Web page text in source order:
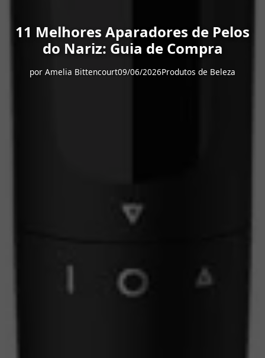
11 Melhores Aparadores de Pelos
do Nariz: Guia de Compra
por Amelia Bittencourt09/06/2026Produtos de Beleza